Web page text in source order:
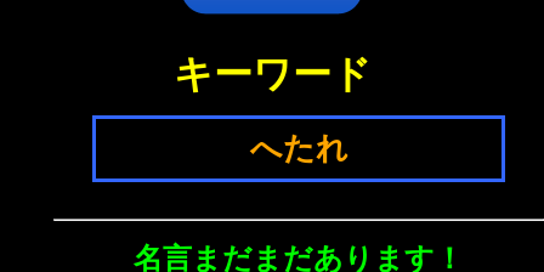
キーワード
へたれ
名言まだまだあります！